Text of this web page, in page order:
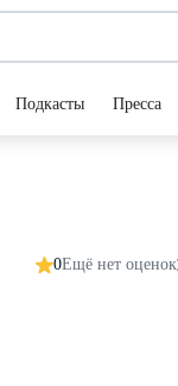
Подкасты Пресса
0Ещё нет оценок